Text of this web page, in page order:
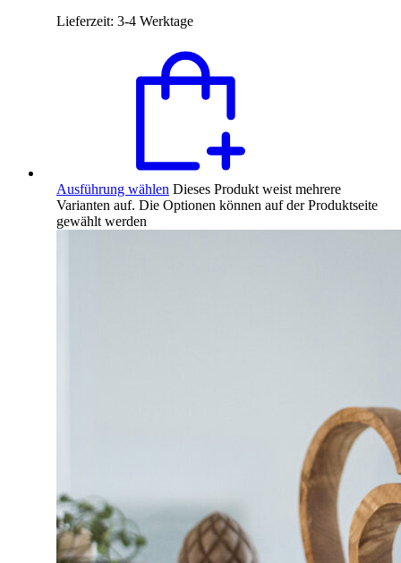
Lieferzeit: 3-4 Werktage
Ausführung wählen Dieses Produkt weist mehrere
Varianten auf. Die Optionen können auf der Produktseite
gewählt werden